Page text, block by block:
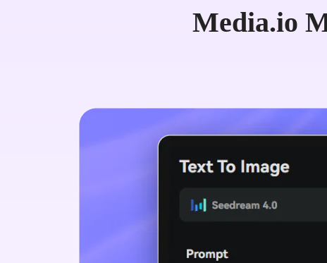
Media.io